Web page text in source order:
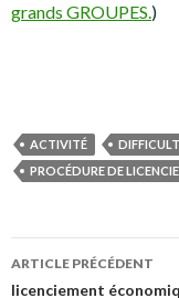
grands GROUPES.)
ACTIVITÉ
PROCÉDURE DE
Navigation
ARTICLE PRÉCÉDENT
licenciement